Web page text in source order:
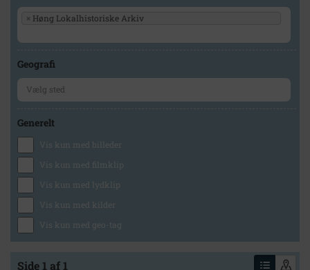
× Høng Lokalhistoriske Arkiv
Geografi
Generelt
Vis kun med billeder
Vis kun med filmklip
Vis kun med lydklip
Vis kun med kilder
Vis kun med geo-tag
Side 1 af 1